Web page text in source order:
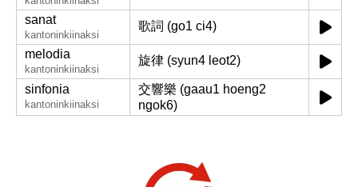
sanat
kantoninkiinaksi
歌詞 (go1 ci4)
melodia
kantoninkiinaksi
旋律 (syun4 leot2)
sinfonia
kantoninkiinaksi
交響樂 (gaau1 hoeng2
ngok6)